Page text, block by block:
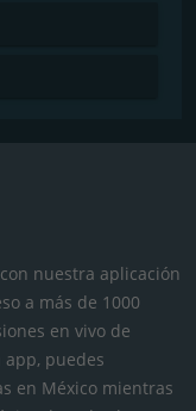
nuestra aplicación
a más de 1000
en vivo de
puedes
en México mientras